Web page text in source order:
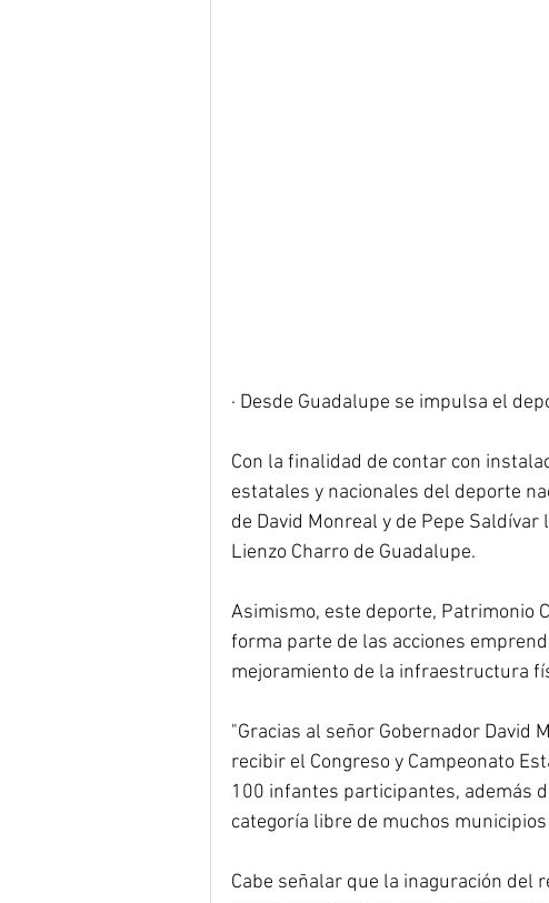
· Desde Guadalupe se impulsa el
Con la finalidad de contar con
estatales y nacionales del deporte
de David Monreal y de Pepe
Lienzo Charro de Guadalupe.
Asimismo, este deporte, Patrimonio
forma parte de las acciones
mejoramiento de la infraestructura
"Gracias al señor Gobernador David
recibir el Congreso y Campeonato
100 infantes participantes, además
categoría libre de muchos
Cabe señalar que la inaguración del